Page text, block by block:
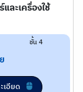
ละเครื่องใช้
ชั้น 4
เอียด